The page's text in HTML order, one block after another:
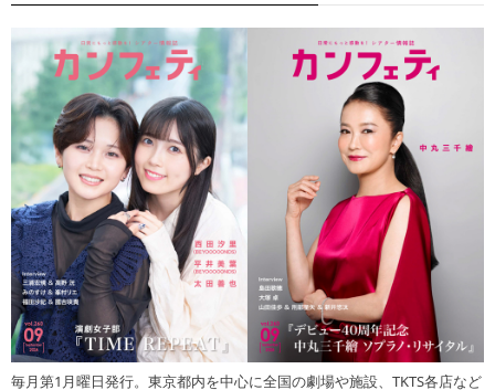
毎月第1月曜日発行。東京都内を中心に全国の劇場や施設、TKTS各店など